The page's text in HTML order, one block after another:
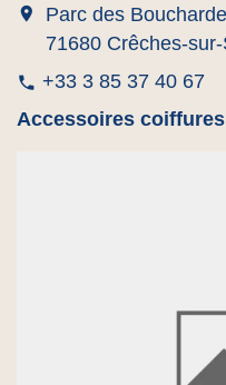
location_on
Parc des
71680 Crêches-
phone +33 3 85 37 40 67
Accessoires